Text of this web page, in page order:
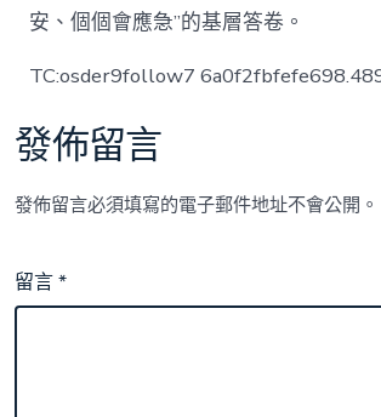
安、個個會應急”的基層答卷。
TC:osder9follow7
發佈留言
發佈留言必須填寫的電子郵件地址不會公開。
留言*